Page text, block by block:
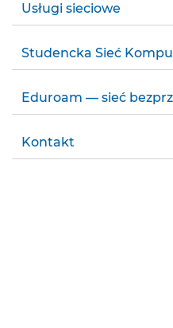
Usługi sieciowe
Studencka Sieć
Eduroam — sieć
Kontakt